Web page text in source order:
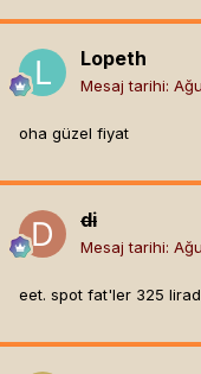
Lopeth
Mesaj tarihi:
oha güzel fiyat
di
Mesaj tarihi:
eet. spot fat'ler 325